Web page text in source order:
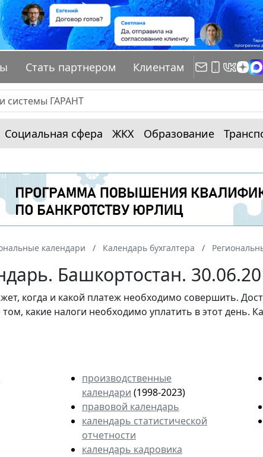
Стать партнером Клиентам
Социальная сфера ЖКХ Образование
календари Календарь бухгалтера
Башкортостан.
когда и какой платеж необходимо совершить.
какие налоги необходимо уплатить в этот день.
производственные
календари (1998-2023)
правовой календарь
календарь статистической
отчетности
календарь кадровика